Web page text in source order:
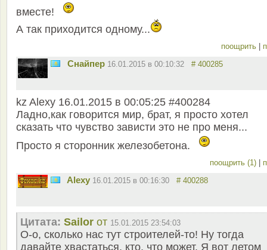
вместе!
А так приходится одному...
поощрить |
Снайпер 16.01.2015 в 00:10:32 # 400285
kz Alexy 16.01.2015 в 00:05:25 #400284
Ладно,как говорится мир, брат, я просто хотел
сказать что чувство зависти это не про меня...
Просто я сторонник железобетона.
поощрить (1) |
Alexy 16.01.2015 в 00:16:30 # 400288
Цитата: Sailor от 15.01.2015 23:54:03
О-о, сколько нас тут строителей-то! Ну тогда
давайте хвастаться, кто, что может. Я вот летом